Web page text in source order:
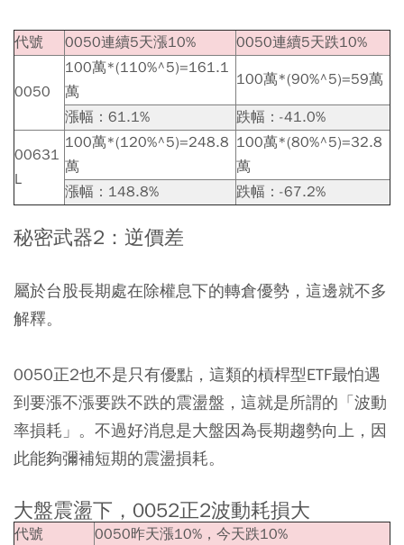
代號 0050連續5天漲10% 0050連續5天跌10%
0050
100萬*(110%^5)=161.1
萬
100萬*(90%^5)=59萬
漲幅：61.1% 跌幅：-41.0%
00631
L
100萬*(120%^5)=248.8
萬
100萬*(80%^5)=32.8
萬
漲幅：148.8%
跌幅：-67.2%
秘密武器2：逆價差
屬於台股長期處在除權息下的轉倉優勢，這邊就不多
解釋。
0050正2也不是只有優點，這類的槓桿型ETF最怕遇
到要漲不漲要跌不跌的震盪盤，這就是所謂的「波動
率損耗」。不過好消息是大盤因為長期趨勢向上，因
此能夠彌補短期的震盪損耗。
大盤震盪下，0052正2波動耗損大
代號 0050昨天漲10%，今天跌10%